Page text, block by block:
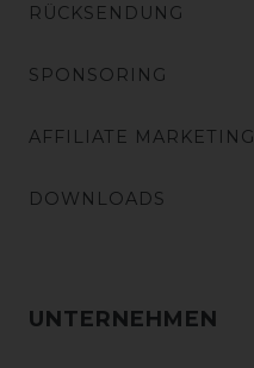
RÜCKSENDUNG
SPONSORING
AFFILIATE MARKETING
DOWNLOADS
UNTERNEHMEN